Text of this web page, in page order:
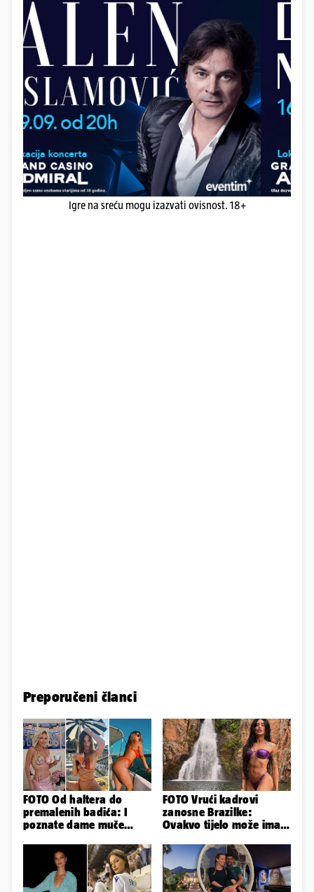
Igre na sreću mogu izazvati ovisnost. 18+
Preporučeni članci
FOTO Od haltera do
premalenih badića: I
poznate dame muče
pozirale
FOTO Vrući kadrovi
zanosne Brazilke:
Ovakvo tijelo može imati